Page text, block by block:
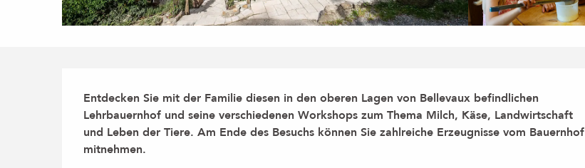
Beschreibung
Entdecken Sie mit der Familie diesen in den oberen Lagen von Bellevaux befindlichen
Lehrbauernhof und seine verschiedenen Workshops zum Thema Milch, Käse, Landwirtschaft
und Leben der Tiere. Am Ende des Besuchs können Sie zahlreiche Erzeugnisse vom Bauernhof
mitnehmen.